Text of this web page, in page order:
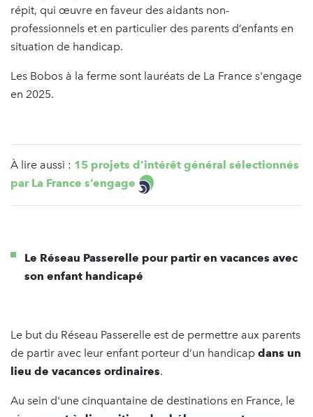
répit, qui œuvre en faveur des aidants non-
professionnels et en particulier des parents d’enfants en
situation de handicap.
Les Bobos à la ferme sont lauréats de La France s'engage
en 2025.
À lire aussi : 15 projets d’intérêt général sélectionnés
par La France s’engage
Le Réseau Passerelle pour partir en vacances avec
son enfant handicapé
Le but du Réseau Passerelle est de permettre aux parents
de partir avec leur enfant porteur d’un handicap dans un
lieu de vacances ordinaires.
Au sein d'une cinquantaine de destinations en France, le